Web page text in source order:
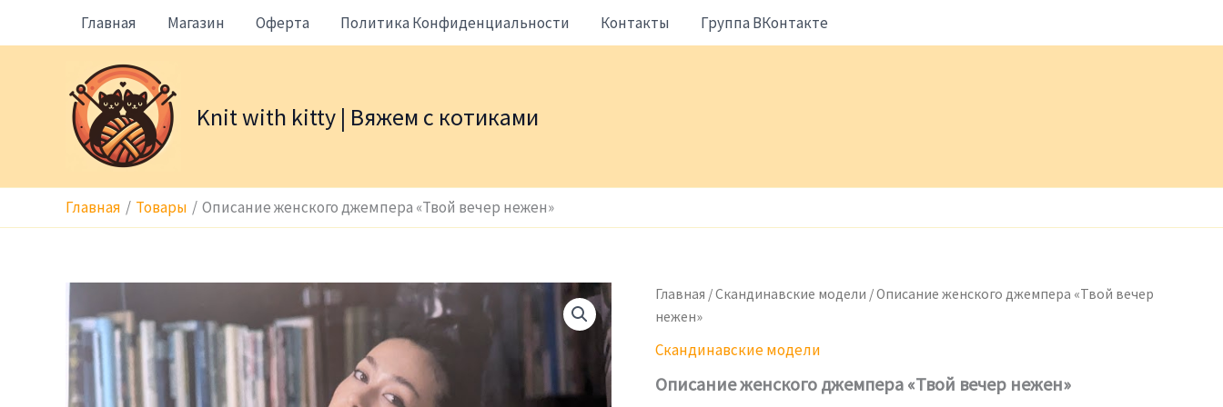
Главная Магазин Оферта Политика Конфиденциальности Контакты Группа ВКонтакте
Knit with kitty | Вяжем с котиками
Главная Товары Описание женского джемпера «Твой вечер нежен»
Главная /Скандинавские модели / Описание женского джемпера «Твой вечер
нежен»
Скандинавские модели
Описание женского джемпера «Твой вечер нежен»